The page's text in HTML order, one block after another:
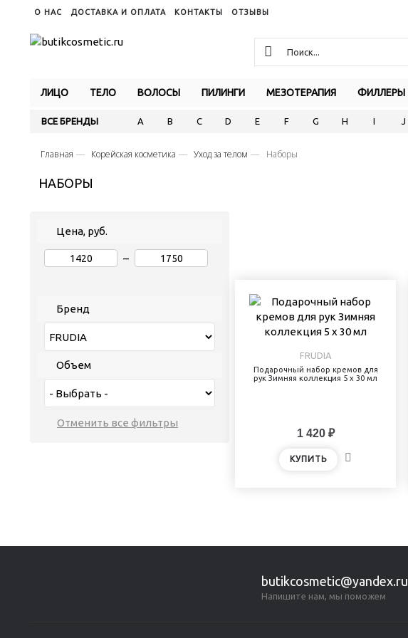
О НАС ДОСТАВКА И ОПЛАТА КОНТАКТЫ ОТЗЫВЫ
ЛИЦО ТЕЛО ВОЛОСЫ ПИЛИНГИ МЕЗОТЕРАПИЯ ФИЛЛЕРЫ
ВСЕ БРЕНДЫ A B C D E F G H I J
Главная Корейская косметика Уход за телом Наборы
НАБОРЫ
Цена, руб.
–
Бренд
Объем
FRUDIA
Подарочный набор кремов для
рук Зимняя коллекция 5 х 30 мл
1 420 ₽
КУПИТЬ
butikcosmetic@yandex.ru
Напишите нам, мы поможем